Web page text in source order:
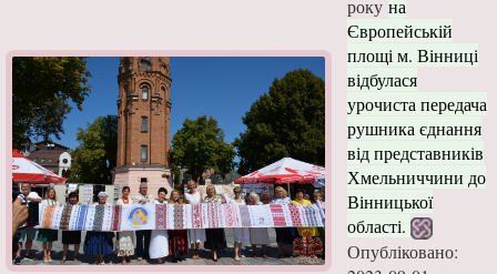
року на
Європейській
площі м. Вінниці
відбулася
урочиста передача
рушника єднання
від представників
Хмельниччини до
Вінницької
області.
Опубліковано: